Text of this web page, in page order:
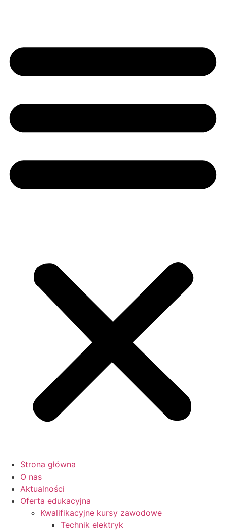
Strona główna
O nas
Aktualności
Oferta edukacyjna
Kwalifikacyjne kursy zawodowe
Technik elektryk